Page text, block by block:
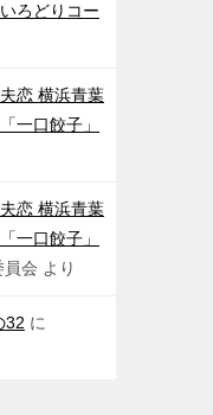
ろどりコー
恋 横浜青葉
一口餃子」
恋 横浜青葉
一口餃子」
員会 より
32 に